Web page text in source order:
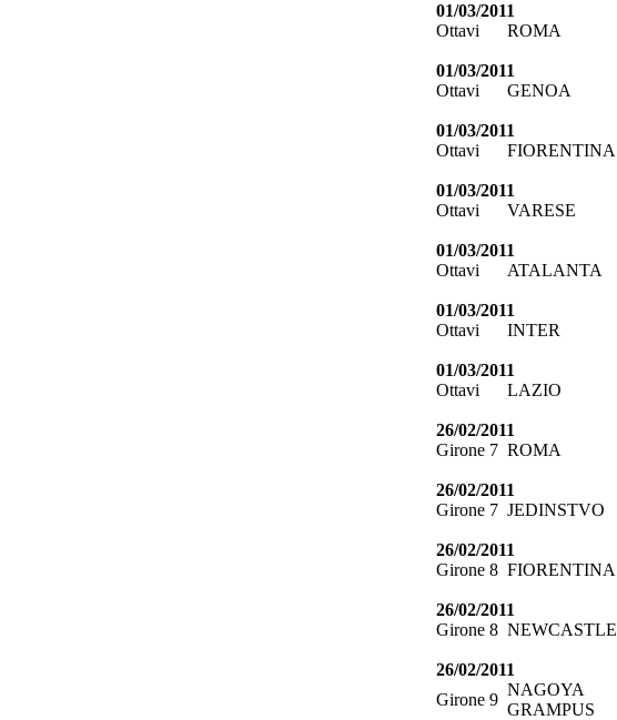
01/03/2011
Ottavi
ROMA
01/03/2011
Ottavi
GENOA
01/03/2011
Ottavi
FIORENTINA
01/03/2011
Ottavi
VARESE
01/03/2011
Ottavi
ATALANTA
01/03/2011
Ottavi
INTER
01/03/2011
Ottavi
LAZIO
26/02/2011
Girone 7 ROMA
26/02/2011
Girone 7 JEDINSTVO
26/02/2011
Girone 8 FIORENTINA
26/02/2011
Girone 8 NEWCASTLE
26/02/2011
Girone 9
NAGOYA
GRAMPUS